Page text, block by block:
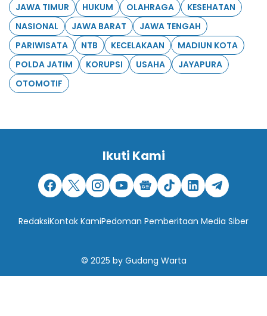
JAWA TIMUR
HUKUM OLAHRAGA
KESEHATAN
NASIONAL
JAWA BARAT
JAWA TENGAH
PARIWISATA
NTB KECELAKAAN
MADIUN KOTA
POLDA JATIM
KORUPSI USAHA
JAYAPURA
OTOMOTIF
Ikuti Kami
RedaksiKontak KamiPedoman Pemberitaan Media Siber
© 2025 by Gudang Warta